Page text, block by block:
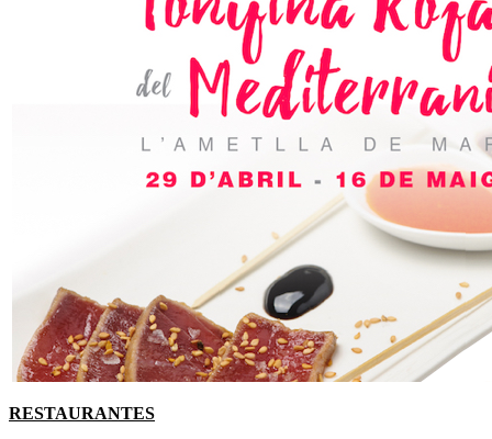
RESTAURANTES